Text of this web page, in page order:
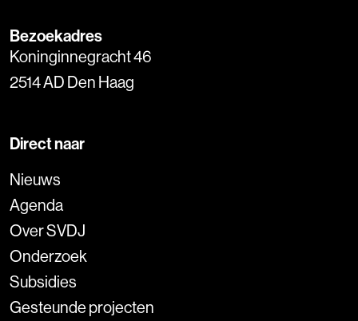
Bezoekadres
Koninginnegracht 46
2514 AD Den Haag
Direct naar
Nieuws
Agenda
Over SVDJ
Onderzoek
Subsidies
Gesteunde projecten